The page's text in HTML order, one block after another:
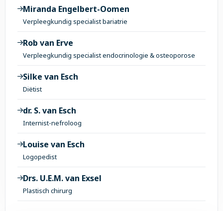
Miranda Engelbert-Oomen
Verpleegkundig specialist bariatrie
Rob van Erve
Verpleegkundig specialist endocrinologie & osteoporose
Silke van Esch
Diëtist
dr. S. van Esch
Internist-nefroloog
Louise van Esch
Logopedist
Drs. U.E.M. van Exsel
Plastisch chirurg